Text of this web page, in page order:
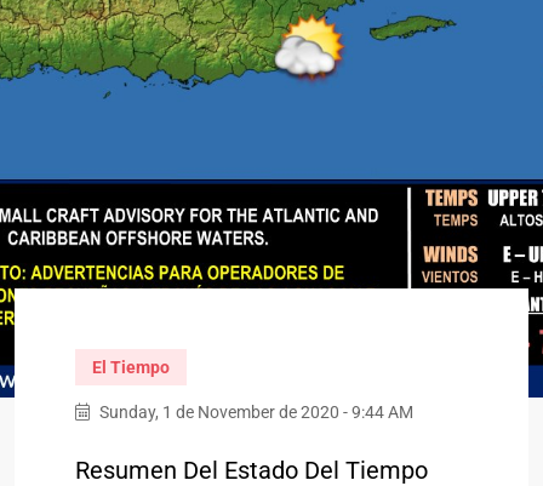
El Tiempo
Sunday, 1 de November de 2020 - 9:44 AM
Resumen Del Estado Del Tiempo